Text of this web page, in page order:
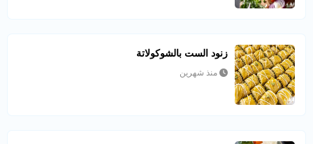
زنود الست بالشوكولاتة
منذ شهرين